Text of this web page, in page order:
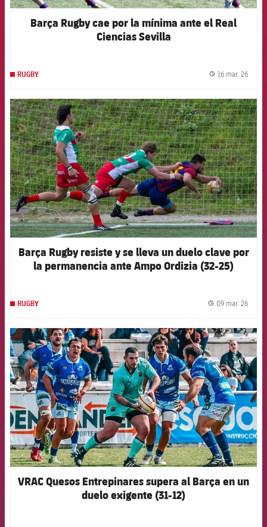
Barça Rugby cae por la mínima ante el Real
Ciencias Sevilla
RUGBY 16 mar. 26
FCB Barcelona badge
Barça Rugby resiste y se lleva un duelo clave por
la permanencia ante Ampo Ordizia (32-25)
RUGBY 09 mar. 26
FCB Barcelona badge
VRAC Quesos Entrepinares supera al Barça en un
duelo exigente (31-12)